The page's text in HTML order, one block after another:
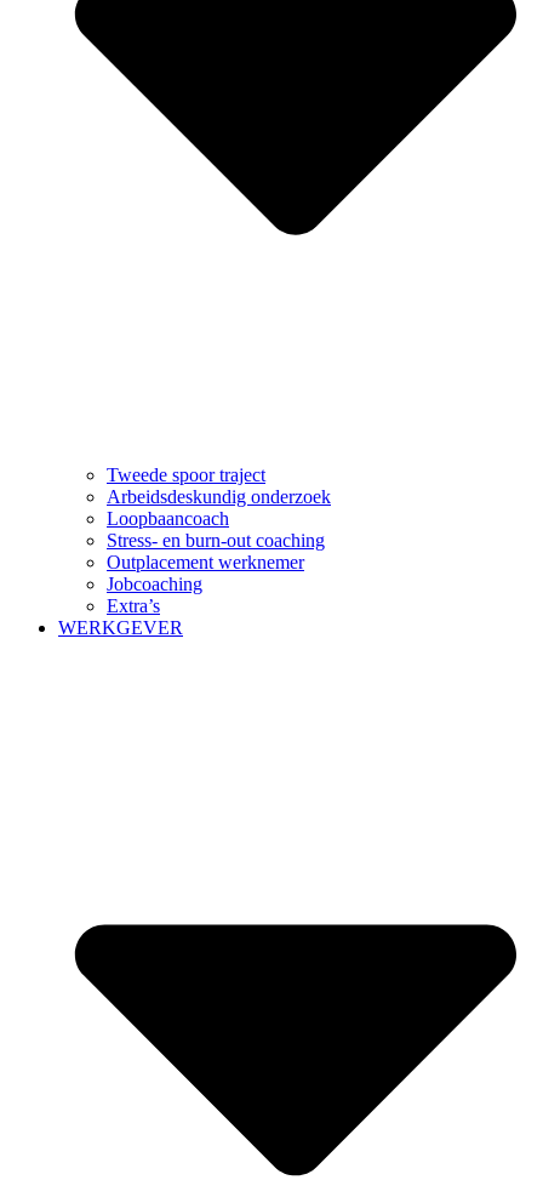
Tweede spoor traject
Arbeidsdeskundig onderzoek
Loopbaancoach
Stress- en burn-out coaching
Outplacement werknemer
Jobcoaching
Extra’s
WERKGEVER